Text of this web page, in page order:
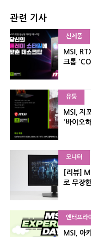
관련 기사
신제품
MSI,
크톱
유통
MSI, 지
'바이오
모니터
[리뷰]
로 무장
엔터프라
MSI, 아